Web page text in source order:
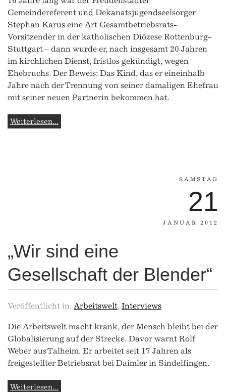
Gemeindereferent und Dekanatsjugendseelsorger
Stephan Karus eine Art Gesamtbetriebsrats-
Vorsitzender in der katholischen Diözese Rottenburg-
Stuttgart – dann wurde er, nach insgesamt 20 Jahren
im kirchlichen Dienst, fristlos gekündigt, wegen
Ehebruchs. Der Beweis: Das Kind, das er eineinhalb
Jahre nach der Trennung von seiner damaligen Ehefrau
mit seiner neuen Partnerin bekommen hat.
Weiterlesen...
SAMSTAG
21
JANUAR 2012
„Wir sind eine
Gesellschaft der Blender“
Veröffentlicht in: Arbeitswelt, Interviews
Die Arbeitswelt macht krank, der Mensch bleibt bei der
Globalisierung auf der Strecke. Davor warnt Rolf
Weber aus Talheim. Er arbeitet seit 17 Jahren als
freigestellter Betriebsrat bei Daimler in Sindelfingen.
Weiterlesen...